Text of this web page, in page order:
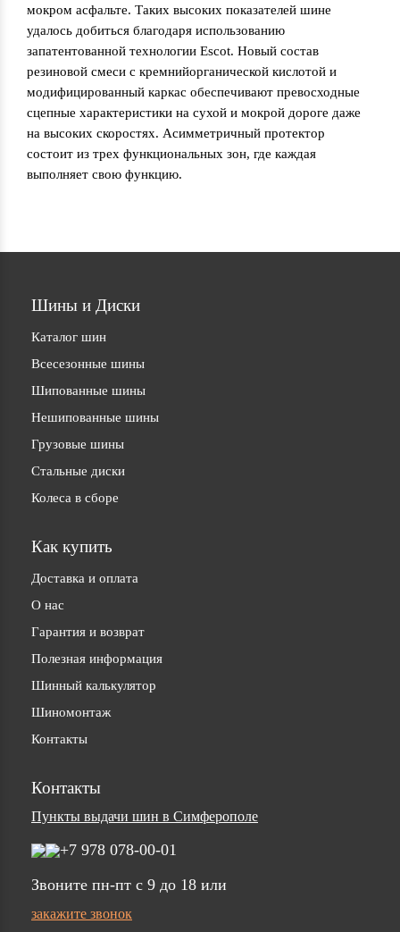
мокром асфальте. Таких высоких показателей шине
удалось добиться благодаря использованию
запатентованной технологии Escot. Новый состав
резиновой смеси с кремнийорганической кислотой и
модифицированный каркас обеспечивают превосходные
сцепные характеристики на сухой и мокрой дороге даже
на высоких скоростях. Асимметричный протектор
состоит из трех функциональных зон, где каждая
выполняет свою функцию.
Шины и Диски
Каталог шин
Всесезонные шины
Шипованные шины
Нешипованные шины
Грузовые шины
Стальные диски
Колеса в сборе
Как купить
Доставка и оплата
О нас
Гарантия и возврат
Полезная информация
Шинный калькулятор
Шиномонтаж
Контакты
Контакты
Пункты выдачи шин в Симферополе
+7 978 078-00-01
Звоните пн-пт c 9 до 18 или
закажите звонок